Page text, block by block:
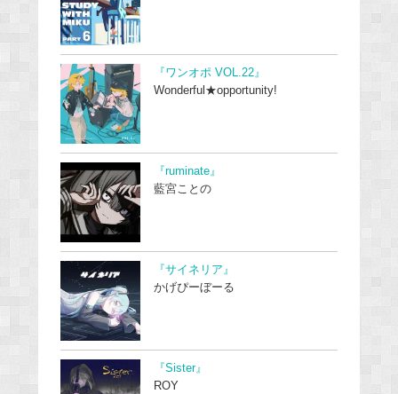
『ワンオポ VOL.22』
Wonderful★opportunity!
『ruminate』
藍宮ことの
『サイネリア』
かげぴーぼーる
『Sister』
ROY